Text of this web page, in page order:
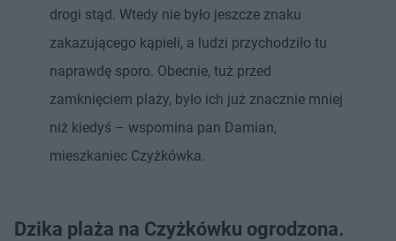
drogi stąd. Wtedy nie było jeszcze znaku
zakazującego kąpieli, a ludzi przychodziło tu
naprawdę sporo. Obecnie, tuż przed
zamknięciem plaży, było ich już znacznie mniej
niż kiedyś – wspomina pan Damian,
mieszkaniec Czyżkówka.
Dzika plaża na Czyżkówku ogrodzona.